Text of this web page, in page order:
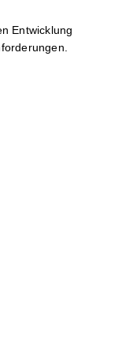
Entwicklung